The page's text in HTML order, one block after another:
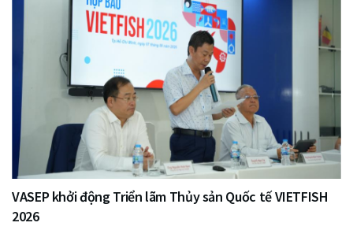
VASEP khởi động Triển lãm Thủy sản Quốc tế VIETFISH
2026